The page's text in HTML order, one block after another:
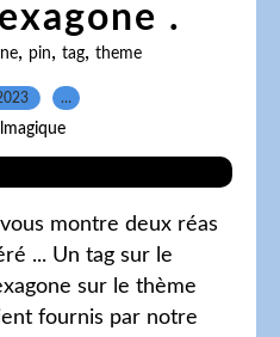
.
, pin, tag, theme
…
montre deux réas
... Un tag sur le
sur le thème
fournis par notre